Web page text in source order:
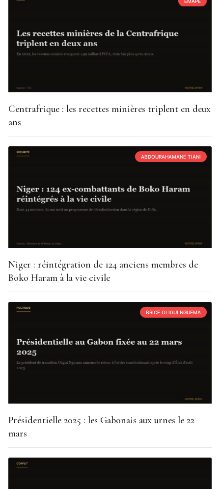
Centrafrique : les recettes minières triplent en deux
ans
ABDOURAHAMANE TIANI
Niger : réintégration de 124 anciens membres de
Boko Haram à la vie civile
BRICE OLIGUI NGUEMA
Présidentielle 2025 : les Gabonais aux urnes le 22
mars